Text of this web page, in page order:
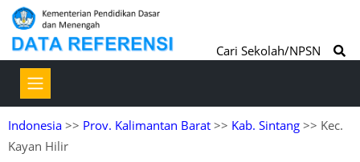
Cari Sekolah/NPSN
Indonesia >> Prov. Kalimantan Barat >> Kab. Sintang >> Kec.
Kayan Hilir